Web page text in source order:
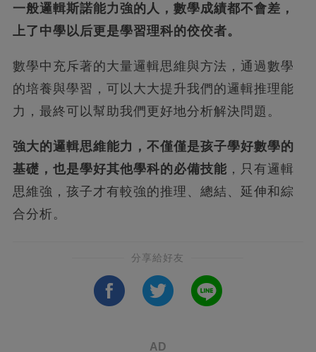
一般邏輯斯諾能力強的人，數學成績都不會差，
上了中學以后更是學習理科的佼佼者。
數學中充斥著的大量邏輯思維與方法，通過數學
的培養與學習，可以大大提升我們的邏輯推理能
力，最終可以幫助我們更好地分析解決問題。
強大的邏輯思維能力，不僅僅是孩子學好數學的
基礎，也是學好其他學科的必備技能 ，只有邏輯
思維強，孩子才有較強的推理、總結、延伸和綜
合分析。
分享給好友
AD